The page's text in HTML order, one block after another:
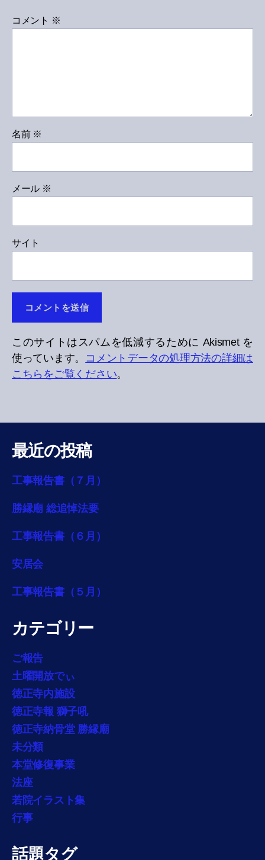
コメント ※
名前 ※
メール ※
サイト
このサイトはスパムを低減するために Akismet を
使っています。 コメントデータの処理方法の詳細は
こちらをご覧ください。
最近の投稿
工事報告書（７月）
勝縁廟 総追悼法要
工事報告書（６月）
安居会
工事報告書（５月）
カテゴリー
ご報告
土曜開放でぃ
徳正寺内施設
徳正寺報 獅子吼
徳正寺納骨堂 勝縁廟
未分類
本堂修復事業
法座
若院イラスト集
行事
話題タグ